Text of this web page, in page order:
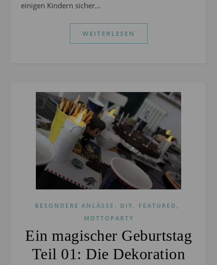
einigen Kindern sicher…
WEITERLESEN
BESONDERE ANLÄSSE , DIY, FEATURED ,
MOTTOPARTY
Ein magischer Geburtstag
Teil 01: Die Dekoration